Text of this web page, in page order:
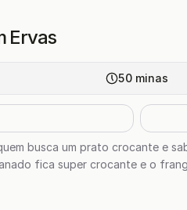
Ervas
50 minas
busca um prato crocante e
fica super crocante e o